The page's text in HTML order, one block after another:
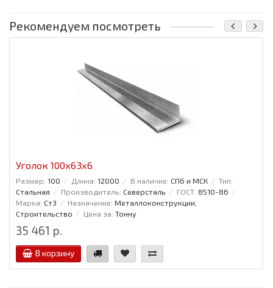
Рекомендуем посмотреть
Уголок 100x63x6
Размер: 100 Длина: 12000 В наличие: СПб и МСК
Тип:
Стальная
Производитель: Северсталь ГОСТ: 8510-86
Марка: Ст3 Назначение: Металлоконструкции,
Строительство
Цена за: Тонну
35 461 р.
В корзину